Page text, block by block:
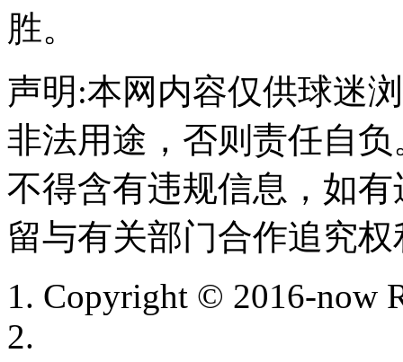
胜。
声明:本网内容仅供球迷
非法用途，否则责任自
不得含有违规信息，如
留与有关部门合作追究权
Copyright © 2016-now